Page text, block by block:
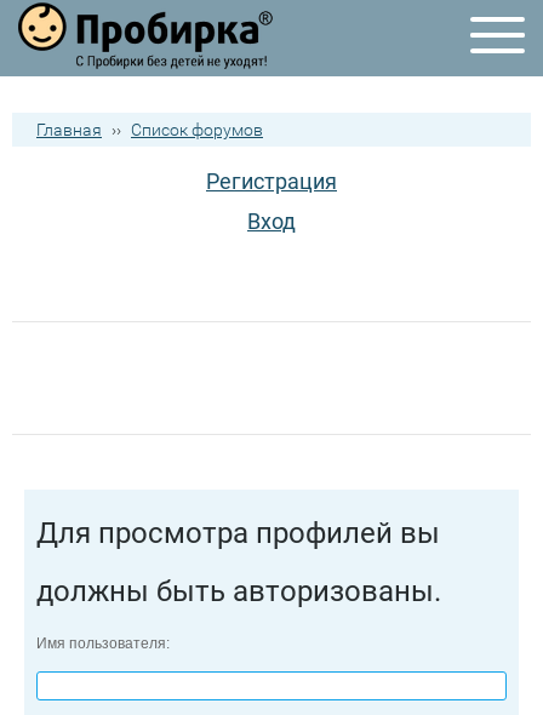
Главная ›› Список форумов
Регистрация
Вход
Для просмотра профилей вы
должны быть авторизованы.
Имя пользователя: